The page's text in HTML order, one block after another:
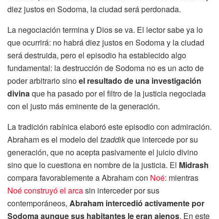
diez justos en Sodoma, la ciudad será perdonada.
La negociación termina y Dios se va. El lector sabe ya lo
que ocurrirá: no habrá diez justos en Sodoma y la ciudad
será destruida, pero el episodio ha establecido algo
fundamental: la destrucción de Sodoma no es un acto de
poder arbitrario sinoel resultado de una investigación
divinaque ha pasado por el filtro de la justicia negociada
con el justo más eminente de la generación.
La tradición rabínica elaboró este episodio con admiración.
Abraham es el modelo del tzaddikque intercede por su
generación, que no acepta pasivamente el juicio divino
sino que lo cuestiona en nombre de la justicia. El Midrash
compara favorablemente a Abraham con Noé: mientras
Noé construyó el arcasin interceder por sus
contemporáneos, Abraham intercedió activamente por
Sodoma aunque sus habitantes le eran ajenos. En este